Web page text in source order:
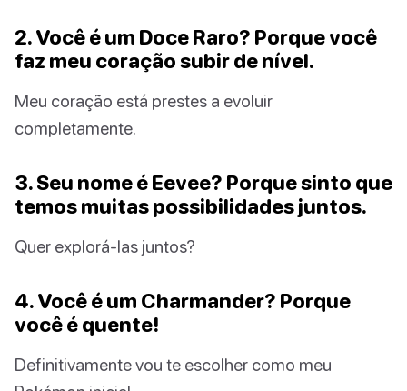
2. Você é um Doce Raro? Porque você
faz meu coração subir de nível.
Meu coração está prestes a evoluir
completamente.
3. Seu nome é Eevee? Porque sinto que
temos muitas possibilidades juntos.
Quer explorá-las juntos?
4. Você é um Charmander? Porque
você é quente!
Definitivamente vou te escolher como meu